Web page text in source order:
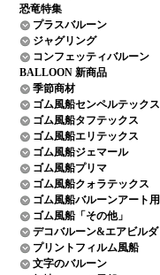
恐竜特集
プラスバルーン
ジャグリング
コンフェッティバルーン
BALLOON 新商品
季節商材
ゴム風船センペルテックス
ゴム風船タフテックス
ゴム風船エリテックス
ゴム風船ジェマール
ゴム風船プリマ
ゴム風船クォラテックス
ゴム風船バルーンアート用
ゴム風船「その他」
デコバルーン&エアビルダ
プリントフィルム風船
文字のバルーン